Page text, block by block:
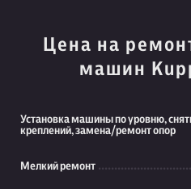
Цена на
машин
Установка машины по уровню,
креплений, замена/ремонт опор
Мелкий ремонт